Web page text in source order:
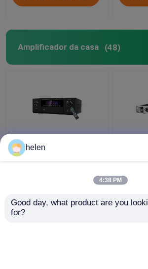
Amplificador da casa (48)
Amplificador de
Potência Pro 5600W
BT, Dolby HDMI Óptico
helen
4:38 PM
Good day, what product are you
for?